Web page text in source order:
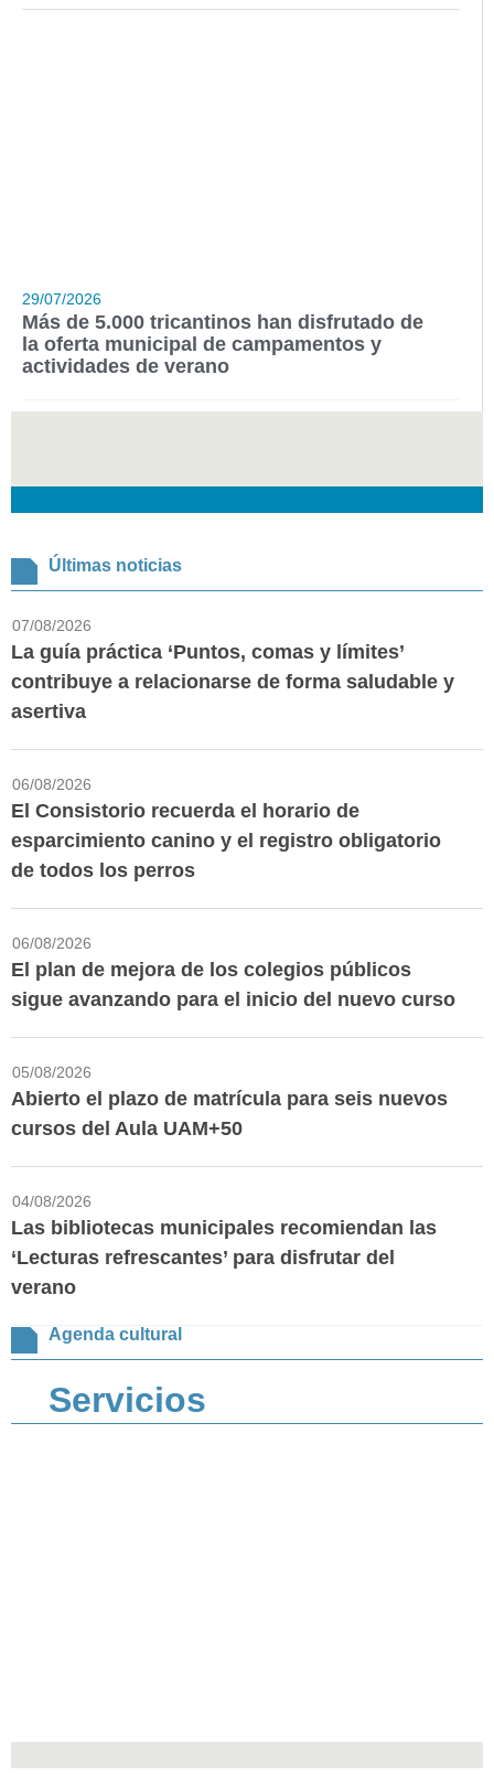
29/07/2026
Más de 5.000 tricantinos han disfrutado de
la oferta municipal de campamentos y
actividades de verano
Últimas noticias
07/08/2026
La guía práctica ‘Puntos, comas y límites’
contribuye a relacionarse de forma saludable y
asertiva
06/08/2026
El Consistorio recuerda el horario de
esparcimiento canino y el registro obligatorio
de todos los perros
06/08/2026
El plan de mejora de los colegios públicos
sigue avanzando para el inicio del nuevo curso
05/08/2026
Abierto el plazo de matrícula para seis nuevos
cursos del Aula UAM+50
04/08/2026
Las bibliotecas municipales recomiendan las
‘Lecturas refrescantes’ para disfrutar del
verano
Agenda cultural
Servicios